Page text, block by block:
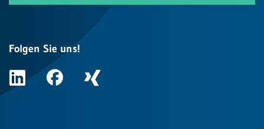
Folgen Sie uns!